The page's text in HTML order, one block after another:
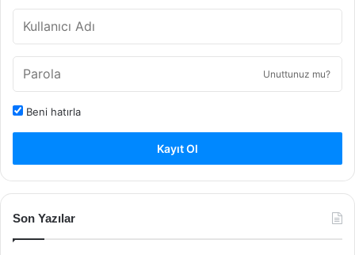
Unuttunuz mu?
Beni hatırla
Kayıt Ol
Son Yazılar